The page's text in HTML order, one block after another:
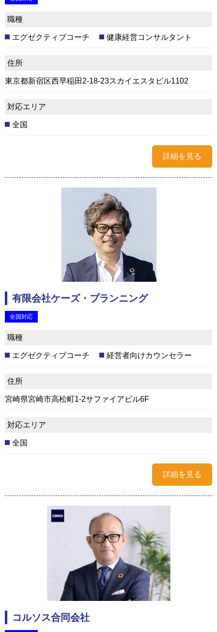
職種
エグゼクティブコーチ 健康経営コンサルタント
住所
東京都新宿区西早稲田2-18-23スカイエスタビル1102
対応エリア
全国
詳細を見る
有限会社ケーズ・プランニング
全国対応
職種
エグゼクティブコーチ 経営者向けカウンセラー
住所
宮崎県宮崎市高松町1-2サファイアビル6F
対応エリア
全国
詳細を見る
コルソス合同会社